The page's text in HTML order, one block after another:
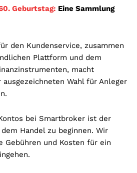
Geburtstag: Eine Sammlung
den Kundenservice, zusammen
Plattform und dem
macht
Wahl für Anleger
bei Smartbroker ist der
Handel zu beginnen. Wir
Gebühren und Kosten für ein